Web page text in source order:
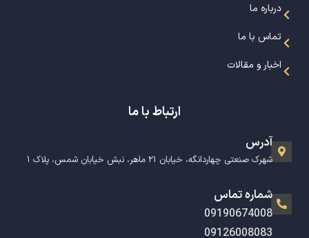
درباره ما
تماس با ما
اخبار و مقالات
ارتباط با ما
آدرس
شهرک صنعتی چهاردانگه، خیابان ۲۱ ماهر، نبش خیابان شمس، پلاک ۱
شماره تماس
09190674008
09126008083